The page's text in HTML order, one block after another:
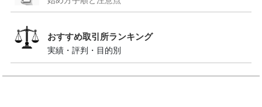
おすすめ取引所ランキング
実績・評判・目的別